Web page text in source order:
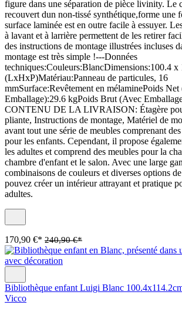
figure dans une séparation de pièce livinity. Le
recouvert dun non-tissé synthétique,forme une
surface laminée est en outre facile à essuyer.
à lavant et à larrière permettent de les retirer
des instructions de montage illustrées incluses
montage est très simple !---Données
techniques:Couleurs:BlancDimensions:100.4 x
(LxHxP)Matériau:Panneau de particules, 16
mmSurface:Revêtement en mélaminePoids Net
Emballage):29.6 kgPoids Brut (Avec
CONTENU DE LA LIVRAISON: Étagère
pliante, Instructions de montage, Matériel de
avant tout une série de meubles comprenant
pour les enfants. Cependant, il propose
les adultes et comprend des meubles pour la
chambre d'enfant et le salon. Avec une large
combinaisons de couleurs et diverses options
pouvez créer un intérieur attrayant et pratique
adultes.
170,90 €* 240,90 €*
Bibliothèque enfant Luigi Blanc
Vicco